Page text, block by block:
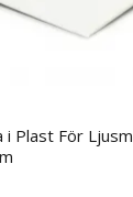
i Plast För